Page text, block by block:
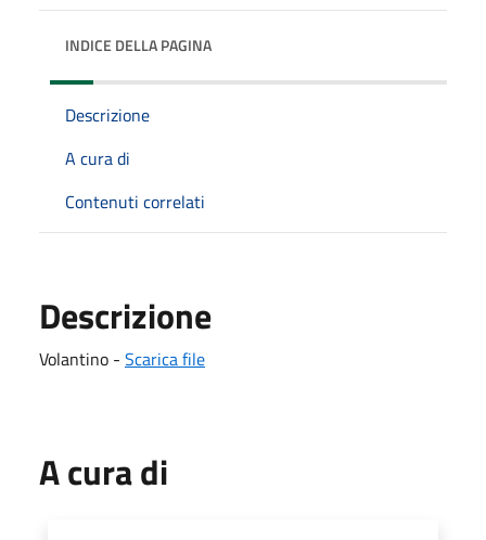
INDICE DELLA PAGINA
Descrizione
A cura di
Contenuti correlati
Descrizione
Volantino - Scarica file
A cura di